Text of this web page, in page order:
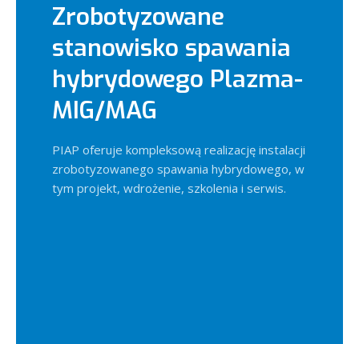
Zrobotyzowane
stanowisko spawania
hybrydowego Plazma-
MIG/MAG
PIAP oferuje kompleksową realizację instalacji
zrobotyzowanego spawania hybrydowego, w
tym projekt, wdrożenie, szkolenia i serwis.